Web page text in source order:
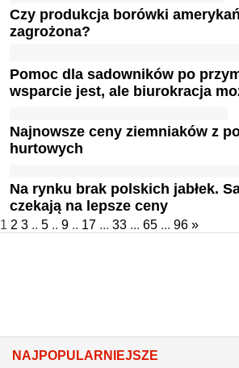
Czy produkcja borówki
zagrożona?
Pomoc dla sadowników po
wsparcie jest, ale biurokracja
Najnowsze ceny ziemniaków z
hurtowych
Na rynku brak polskich jabłek.
czekają na lepsze ceny
1 2 3 .. 5 .. 9 .. 17 ... 33 ... 65 ... 96 »
NAJPOPULARNIEJSZE